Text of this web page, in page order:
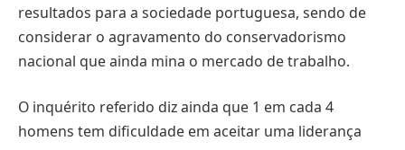
resultados para a sociedade portuguesa, sendo de
considerar o agravamento do conservadorismo
nacional que ainda mina o mercado de trabalho.
O inquérito referido diz ainda que 1 em cada 4
homens tem dificuldade em aceitar uma liderança